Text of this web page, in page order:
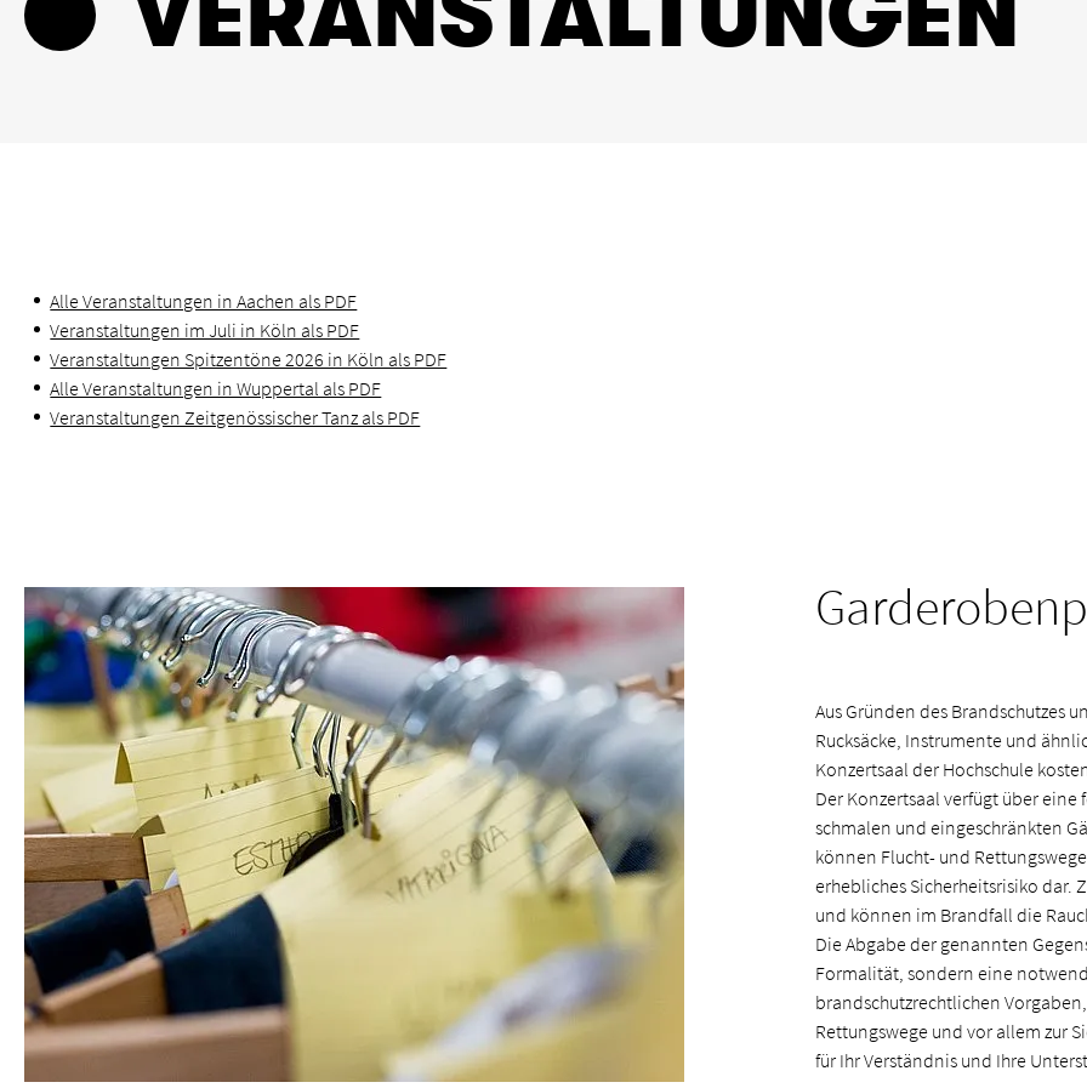
Alle Veranstaltungen in Aachen als PDF
Veranstaltungen im Juli in Köln als PDF
Veranstaltungen Spitzentöne 2026 in Köln als PDF
Alle Veranstaltungen in Wuppertal als PDF
Veranstaltungen Zeitgenössischer Tanz als PDF
Aus Gründen des Brandschutzes
Rucksäcke, Instrumente und
Konzertsaal der Hochschule
Der Konzertsaal verfügt über
schmalen und eingeschränkten
können Flucht- und
erhebliches Sicherheitsrisiko dar.
und können im Brandfall die
Die Abgabe der genannten
Formalität, sondern eine
brandschutzrechtlichen
Rettungswege und vor allem zur
für Ihr Verständnis und Ihre